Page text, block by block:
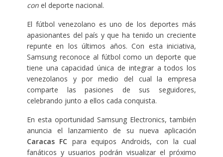
con el deporte nacional.
El fútbol venezolano es uno de los deportes más
apasionantes del país y que ha tenido un creciente
repunte en los últimos años. Con esta iniciativa,
Samsung reconoce al fútbol como un deporte que
tiene una capacidad única de integrar a todos los
venezolanos y por medio del cual la empresa
comparte las pasiones de sus seguidores,
celebrando junto a ellos cada conquista.
En esta oportunidad Samsung Electronics, también
anuncia el lanzamiento de su nueva aplicación
Caracas FC para equipos Androids, con la cual
fanáticos y usuarios podrán visualizar el próximo